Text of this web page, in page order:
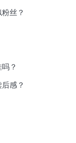
丝？
？
感？